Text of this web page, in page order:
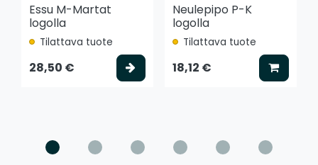
Essu M-Martat
logolla
Tilattava tuote
28,50 € Valitse vaihtoehto
Neulepipo P-K
logolla
Tilattava tuote
18,12 € Lisää